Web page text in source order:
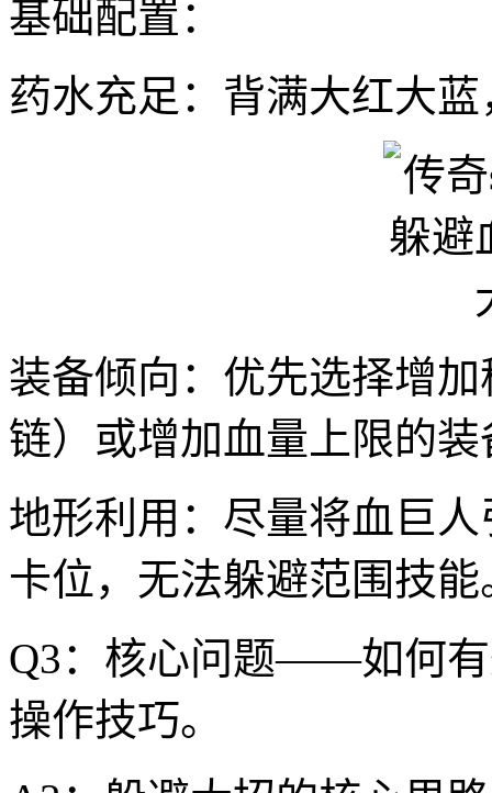
基础配置：
药水充足：背满大红大
装备倾向：优先选择增
链）或增加血量上限的
地形利用：尽量将血巨
卡位，无法躲避范围技能
Q3：核心问题——如何有
操作技巧。